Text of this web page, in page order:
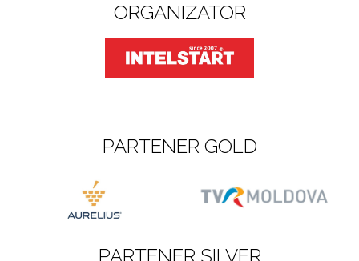
ORGANIZATOR
PARTENER GOLD
PARTENER SILVER